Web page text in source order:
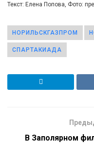
Текст: Елена Попова, Фото:
НОРИЛЬСКГАЗПРОМ
СПАРТАКИАДА
В Заполярном